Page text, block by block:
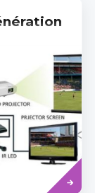
Read
more